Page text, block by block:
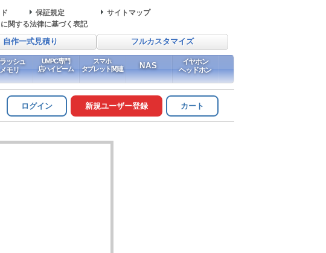
保証規定
サイトマップ
関する法律に基づく表記
自作一式見積り フルカスタマイズ
ッシュ
メモリ
UMPC専門
店ハイビーム
スマホ
タブレット関連
NAS
イヤホン
ヘッドホン
ログイン 新規ユーザー登録 カート